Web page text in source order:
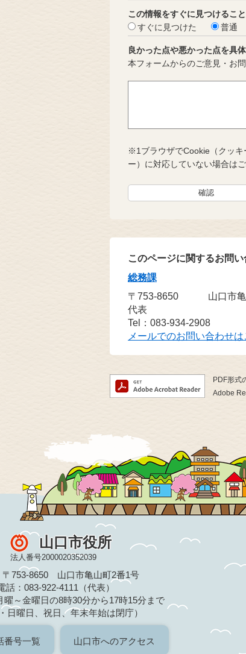
この情報をすぐに見つけるこ
すぐに見つけた
普通
良かった点や悪かった点を具
本フォームからのご意見・お
※1ブラウザでCookie（クッキ
ー）に対応していない場合は
このページに関するお問
総務課
〒753-8650
山口市
代表
Tel：083-934-2908
メールでのお問い合わせは
PDF形式
Adobe
山口市役所
法人番号2000020352039
〒753-8650 山口市亀山町2番1号
話：083-922-4111（代表）
曜～金曜日の8時30分から17時15分まで
日曜日、祝日、年末年始は閉庁）
番号一覧 山口市へのアクセス